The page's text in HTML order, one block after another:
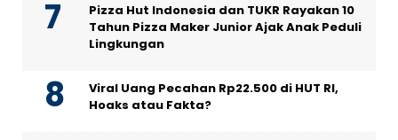
Pizza Hut Indonesia dan TUKR Rayakan 10
Tahun Pizza Maker Junior Ajak Anak Peduli
Lingkungan
Viral Uang Pecahan Rp22.500 di HUT RI,
Hoaks atau Fakta?